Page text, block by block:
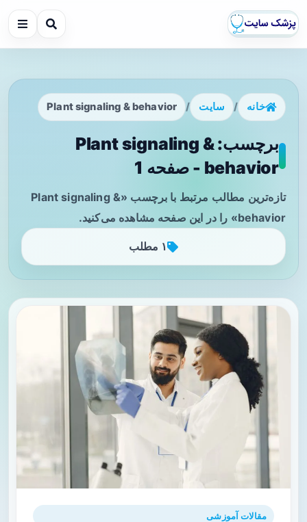
خانه / سایت /
Plant signaling & behavior
برچسب: Plant signaling &
behavior - صفحه 1
تازه‌ترین مطالب مرتبط با برچسب «Plant signaling &
behavior» را در این صفحه مشاهده می‌کنید.
۱ مطلب
مقالات آموزشی